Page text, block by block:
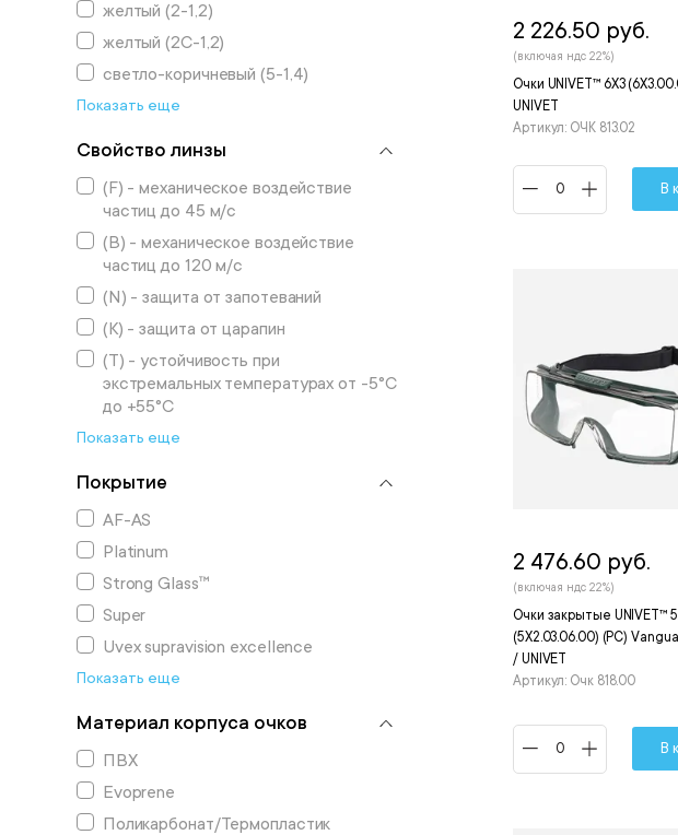
желтый (2-1,2)
желтый (2C-1,2)
светло-коричневый (5-1,4)
Показать еще
Свойство линзы
(F) - механическое воздействие
частиц до 45 м/с
(B) - механическое воздействие
частиц до 120 м/с
(N) - защита от запотеваний
(К) - защита от царапин
(T) - устойчивость при
экстремальных температурах от -5°С
до +55°С
Показать еще
Покрытие
AF-АS
Platinum
Strong Glass™
Super
Uvex supravision excellence
Показать еще
Материал корпуса очков
ПВХ
Evoprene
Поликарбонат/Термопластик
Очки UNIVET™ 6Х3
UNIVET
Артикул: ОЧК 813.02
2 226.50 руб.
(включая ндс 22%)
В
Очки закрытые UNIVET™
(5X2.03.06.00) (РС)
/ UNIVET
Артикул: Очк 818.00
2 476.60 руб.
(включая ндс 22%)
В